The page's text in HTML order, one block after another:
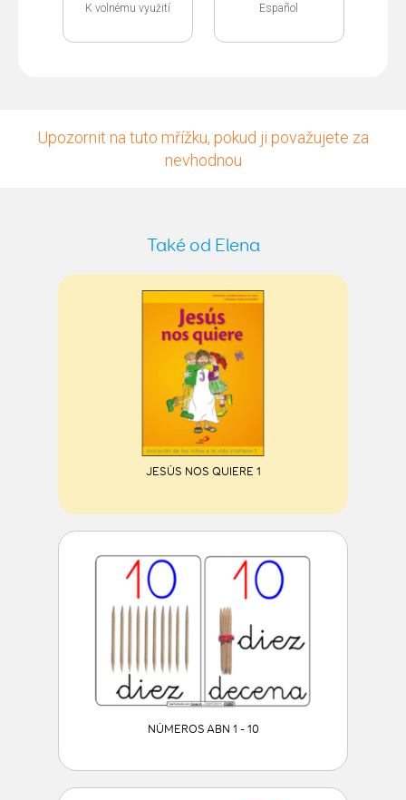
K volnému využití Español
Upozornit na tuto mřížku, pokud ji považujete za
nevhodnou
Také od Elena
JESÚS NOS QUIERE 1
NÚMEROS ABN 1 - 10